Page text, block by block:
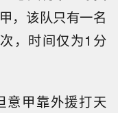
，该队只有一名
，时间仅为1分
意甲靠外援打天